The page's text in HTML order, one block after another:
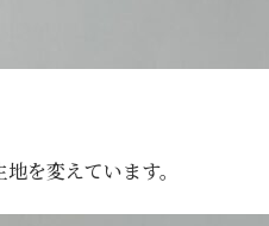
を変えています。